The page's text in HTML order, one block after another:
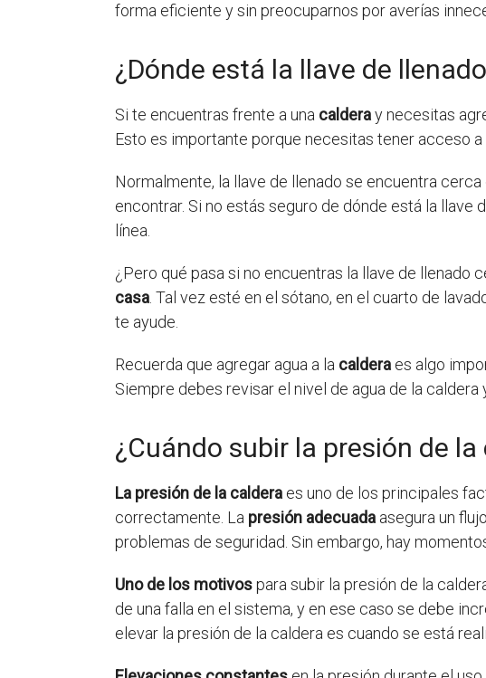
forma eficiente y sin preocuparnos por averías
¿Dónde está la llave de
Si te encuentras frente a una calderay necesitas
Esto es importante porque necesitas tener acceso
Normalmente, la llave de llenado se encuentra cerca
encontrar. Si no estás seguro de dónde está la
línea.
¿Pero qué pasa si no encuentras la llave de llenado
casa . Tal vez esté en el sótano, en el cuarto de
te ayude.
Recuerda que agregar agua a la caldera es algo
Siempre debes revisar el nivel de agua de la
¿Cuándo subir la presión de la
La presión de la caldera es uno de los principales
correctamente. La presión adecuada asegura un
problemas de seguridad. Sin embargo, hay
Uno de los motivospara subir la presión de la
de una falla en el sistema, y en ese caso se debe
elevar la presión de la caldera es cuando se está